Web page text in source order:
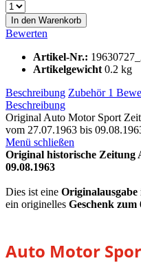
In den Warenkorb
Bewerten
Artikel-Nr.:
Artikelgewicht 0.2 kg
Beschreibung Zubehör 1
Beschreibung
Original Auto Motor Sport
vom 27.07.1963 bis
Menü schließen
Original historische Zeitung
09.08.1963
Dies ist eine
ein originelles Geschenk zum
Auto Motor